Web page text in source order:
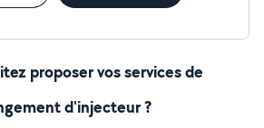
proposer vos services de
d'injecteur ?